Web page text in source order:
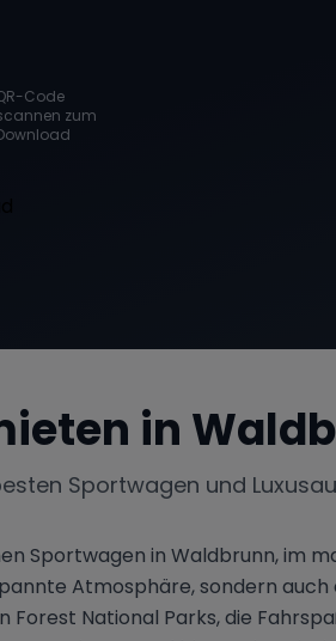
Code
zum
in
Sportwagen und
Sportwagen in Waldbrunn, im
Atmosphäre, sondern
National Parks, die